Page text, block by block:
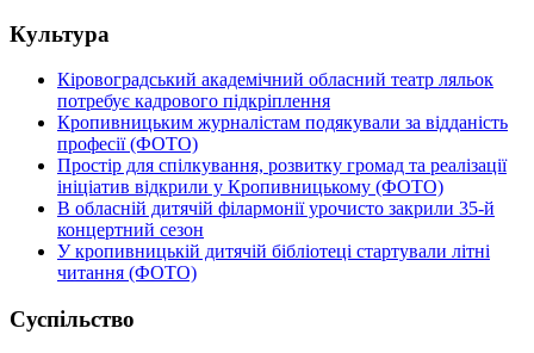
Культура
Кіровоградський академічний обласний театр ляльок
потребує кадрового підкріплення
Кропивницьким журналістам подякували за відданість
професії (ФОТО)
Простір для спілкування, розвитку громад та реалізації
ініціатив відкрили у Кропивницькому (ФОТО)
В обласній дитячій філармонії урочисто закрили 35-й
концертний сезон
У кропивницькій дитячій бібліотеці стартували літні
читання (ФОТО)
Суспільство